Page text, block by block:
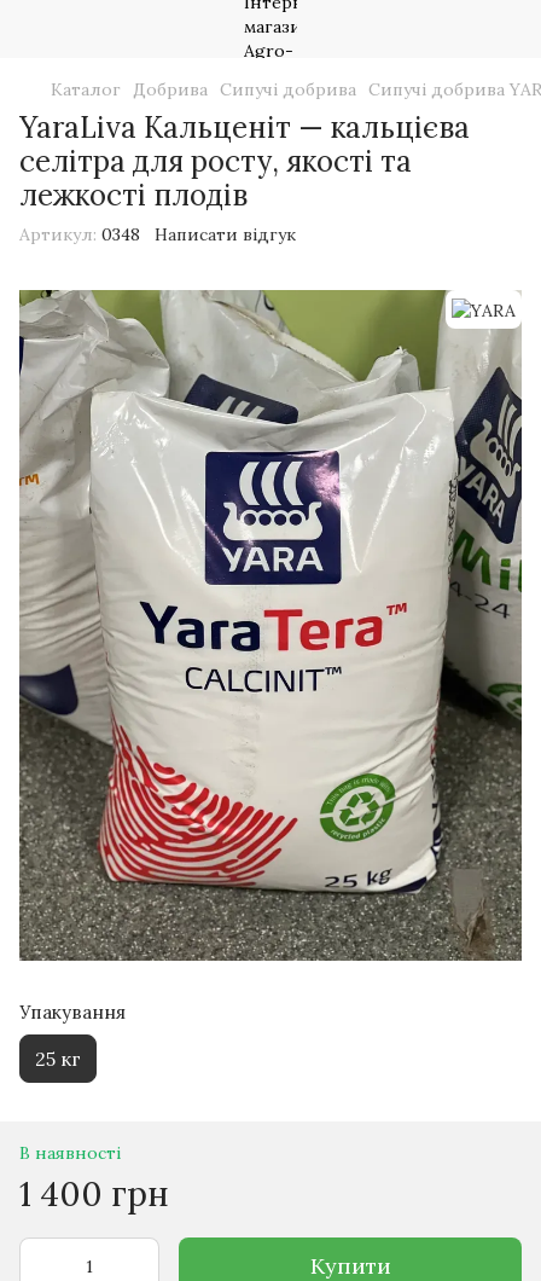
Каталог Добрива Сипучі добрива Сипучі добрива
YaraLiva Кальценіт — кальцієва
селітра для росту, якості та
лежкості плодів
Артикул: 0348 Написати відгук
Упакування
25 кг
В наявності
1 400 грн
Купити